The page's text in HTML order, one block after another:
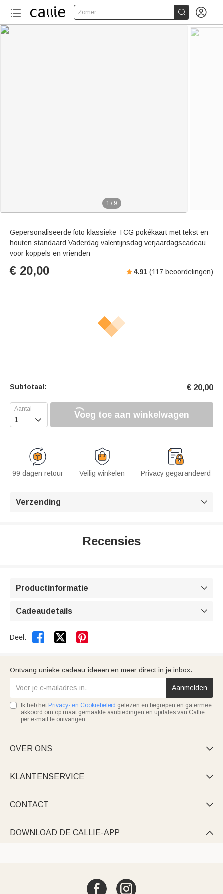
Zomer  
1 / 9
Gepersonaliseerde foto klassieke TCG pokékaart met tekst en
houten standaard Vaderdag valentijnsdag verjaardagscadeau
voor koppels en vrienden
€ 20,00 4.91 (117 beoordelingen)
Subtotaal: € 20,00
 Voeg toe aan winkelwagen
99 dagen retour Veilig winkelen Privacy gegarandeerd
Verzending 
Recensies
Productinformatie 
Cadeaudetails 
Deel:  
Ontvang unieke cadeau-ideeën en meer direct in je inbox.
Aanmelden
Ik heb het Privacy- en Cookiebeleid gelezen en begrepen en ga ermee
akkoord om op maat gemaakte aanbiedingen en updates van Callie
per e-mail te ontvangen.
OVER ONS 
KLANTENSERVICE 
CONTACT 
DOWNLOAD DE CALLIE-APP 